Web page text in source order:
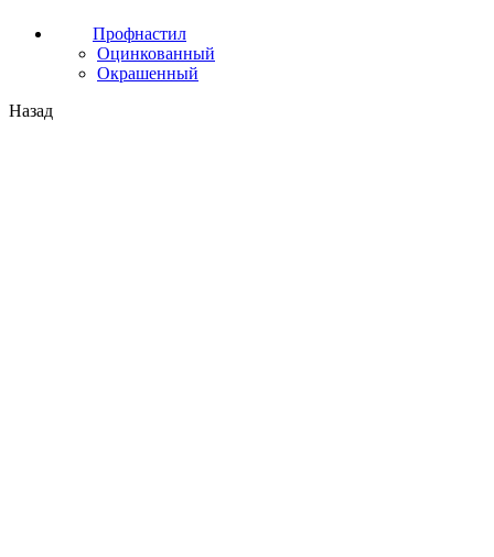
Профнастил
Оцинкованный
Окрашенный
Назад